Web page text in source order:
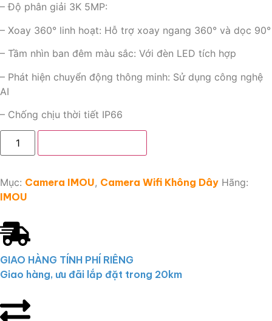
– Độ phân giải 3K 5MP:
– Xoay 360° linh hoạt: Hỗ trợ xoay ngang 360° và dọc 90°
– Tầm nhìn ban đêm màu sắc: Với đèn LED tích hợp
– Phát hiện chuyển động thông minh: Sử dụng công nghệ
AI
– Chống chịu thời tiết IP66
Mục: Camera IMOU, Camera Wifi Không Dây Hãng:
IMOU
GIAO HÀNG TÍNH PHÍ RIÊNG
Giao hàng, ưu đãi lắp đặt trong 20km